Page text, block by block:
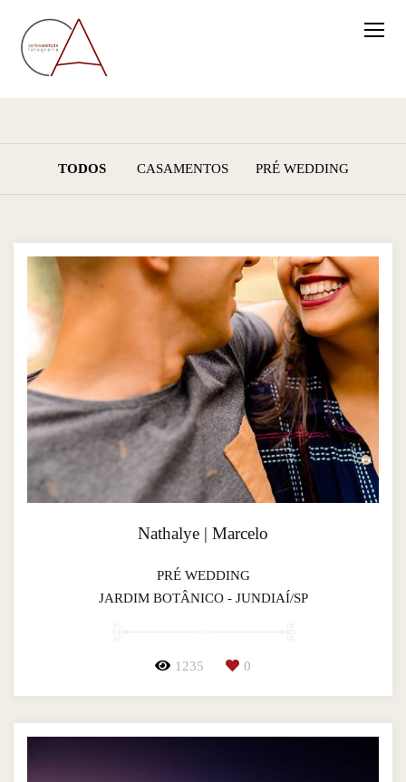
TODOS CASAMENTOS PRÉ WEDDING
Nathalye | Marcelo
PRÉ WEDDING
JARDIM BOTÂNICO - JUNDIAÍ/SP
1235 0